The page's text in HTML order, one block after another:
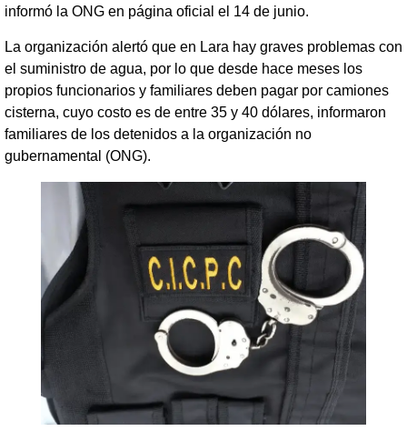
informó la ONG en página oficial el 14 de junio.
La organización alertó que en Lara hay graves problemas con
el suministro de agua, por lo que desde hace meses los
propios funcionarios y familiares deben pagar por camiones
cisterna, cuyo costo es de entre 35 y 40 dólares, informaron
familiares de los detenidos a la organización no
gubernamental (ONG).